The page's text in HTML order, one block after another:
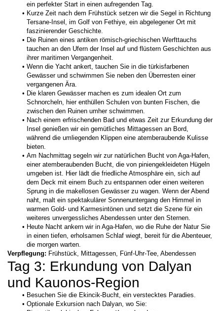
ein perfekter Start in einen aufregenden Tag.
Kurze Zeit nach dem Frühstück setzen wir die Segel in Richtung
Tersane-Insel, im Golf von Fethiye, ein abgelegener Ort mit
faszinierender Geschichte.
Die Ruinen eines antiken römisch-griechischen Werfttauchs
tauchen an den Ufern der Insel auf und flüstern Geschichten aus
ihrer maritimen Vergangenheit.
Wenn die Yacht ankert, tauchen Sie in die türkisfarbenen
Gewässer und schwimmen Sie neben den Überresten einer
vergangenen Ära.
Die klaren Gewässer machen es zum idealen Ort zum
Schnorcheln, hier enthüllen Schulen von bunten Fischen, die
zwischen den Ruinen umher schwimmen.
Nach einem erfrischenden Bad und etwas Zeit zur Erkundung der
Insel genießen wir ein gemütliches Mittagessen an Bord,
während die umliegenden Klippen eine atemberaubende Kulisse
bieten.
Am Nachmittag segeln wir zur natürlichen Bucht von Aga-Hafen,
einer atemberaubenden Bucht, die von piniengekleideten Hügeln
umgeben ist. Hier lädt die friedliche Atmosphäre ein, sich auf
dem Deck mit einem Buch zu entspannen oder einen weiteren
Sprung in die makellosen Gewässer zu wagen. Wenn der Abend
naht, malt ein spektakulärer Sonnenuntergang den Himmel in
warmen Gold- und Karmesintönen und setzt die Szene für ein
weiteres unvergessliches Abendessen unter den Sternen.
Heute Nacht ankern wir in Aga-Hafen, wo die Ruhe der Natur Sie
in einen tiefen, erholsamen Schlaf wiegt, bereit für die Abenteuer,
die morgen warten.
Verpflegung: Frühstück, Mittagessen, Fünf-Uhr-Tee, Abendessen
Tag 3: Erkundung von Dalyan
und Kauonos-Region
Besuchen Sie die Ekincik-Bucht, ein verstecktes Paradies.
Optionale Exkursion nach Dalyan, wo Sie: